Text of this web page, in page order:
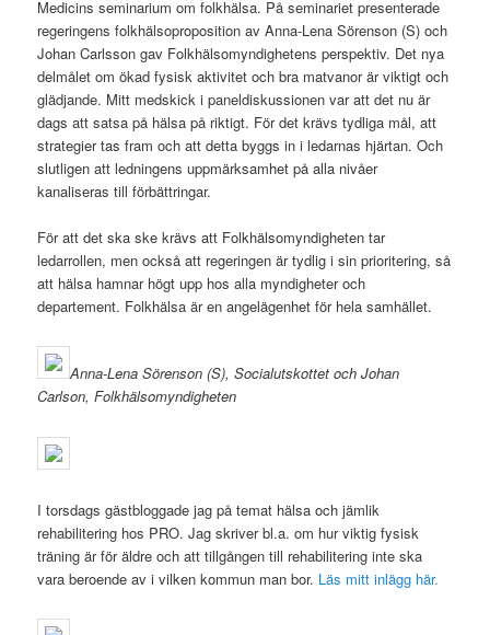
Medicins seminarium om folkhälsa. På seminariet presenterade
regeringens folkhälsoproposition av Anna-Lena Sörenson (S) och
Johan Carlsson gav Folkhälsomyndighetens perspektiv. Det nya
delmålet om ökad fysisk aktivitet och bra matvanor är viktigt och
glädjande. Mitt medskick i paneldiskussionen var att det nu är
dags att satsa på hälsa på riktigt. För det krävs tydliga mål, att
strategier tas fram och att detta byggs in i ledarnas hjärtan. Och
slutligen att ledningens uppmärksamhet på alla nivåer
kanaliseras till förbättringar.
För att det ska ske krävs att Folkhälsomyndigheten tar
ledarrollen, men också att regeringen är tydlig i sin prioritering, så
att hälsa hamnar högt upp hos alla myndigheter och
departement. Folkhälsa är en angelägenhet för hela samhället.
Anna-Lena Sörenson (S), Socialutskottet och Johan
Carlson, Folkhälsomyndigheten
I torsdags gästbloggade jag på temat hälsa och jämlik
rehabilitering hos PRO. Jag skriver bl.a. om hur viktig fysisk
träning är för äldre och att tillgången till rehabilitering inte ska
vara beroende av i vilken kommun man bor. Läs mitt inlägg här.